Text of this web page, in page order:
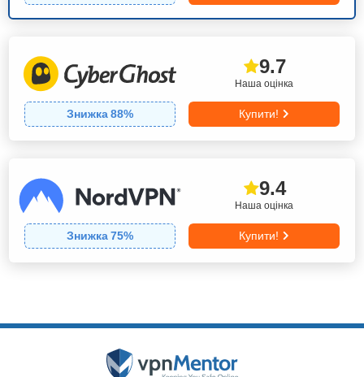
Наша оцінка
9.7
Знижка88% Купити!
Наша оцінка
9.4
Знижка75% Купити!